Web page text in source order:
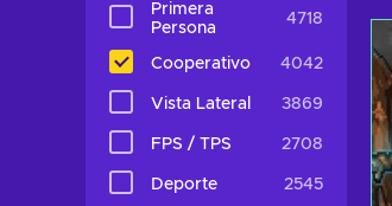
Primera
Persona
4718
Cooperativo 4042
Vista Lateral 3869
FPS / TPS 2708
Deporte 2545